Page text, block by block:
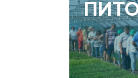
Ростовская область,
Левобережная ул, дом
8 966 206 7222
www.art-green.ru